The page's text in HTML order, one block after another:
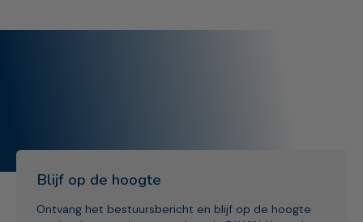
Blijf op de hoogte
Ontvang het bestuursbericht en blijf op de hoogte